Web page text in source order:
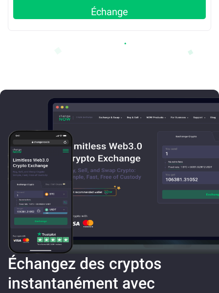
Échange
Échangez des cryptos
instantanément avec